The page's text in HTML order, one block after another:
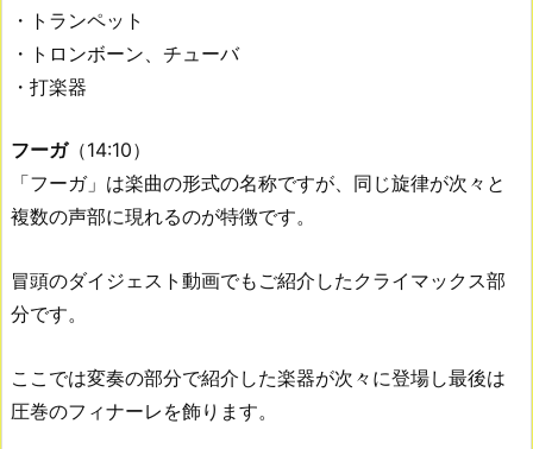
・トランペット
・トロンボーン、チューバ
・打楽器
フーガ（14:10）
「フーガ」は楽曲の形式の名称ですが、同じ旋律が次々と
複数の声部に現れるのが特徴です。
冒頭のダイジェスト動画でもご紹介したクライマックス部
分です。
ここでは変奏の部分で紹介した楽器が次々に登場し最後は
圧巻のフィナーレを飾ります。